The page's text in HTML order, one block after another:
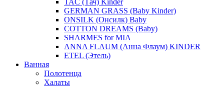
TAC (Тач) Kinder
GERMAN GRASS (Baby Kinder)
ONSILK (Онсилк) Baby
COTTON DREAMS (Baby)
SHARMES for MIA
ANNA FLAUM (Анна Флаум) KINDER
ETEL (Этель)
Ванная
Полотенца
Халаты